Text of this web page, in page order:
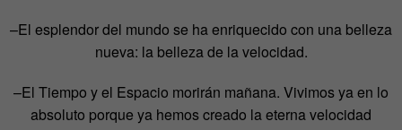
–El esplendor del mundo se ha enriquecido con una belleza
nueva: la belleza de la velocidad.
–El Tiempo y el Espacio morirán mañana. Vivimos ya en lo
absoluto porque ya hemos creado la eterna velocidad